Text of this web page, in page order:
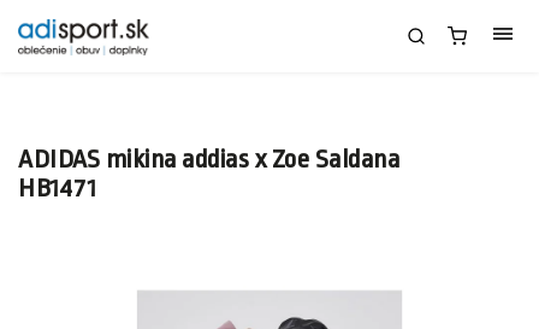
ADIDAS mikina addias x Zoe Saldana
HB1471